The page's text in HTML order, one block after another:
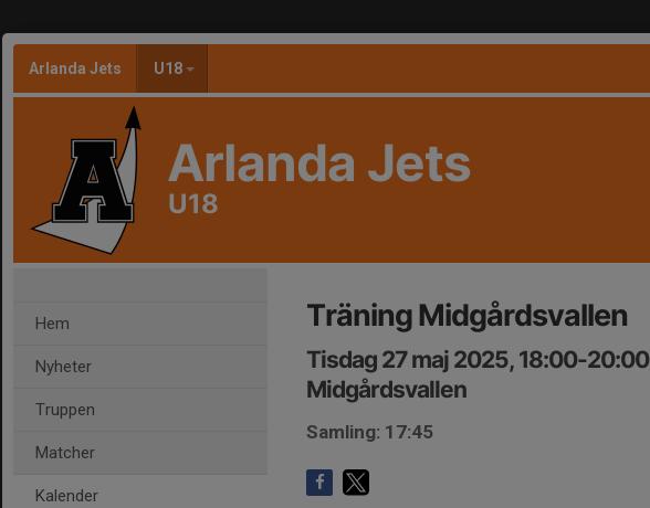
Arlanda Jets U18
Arlanda Jets
U18
Hem
Nyheter
Truppen
Matcher
Kalender
Träning Midgårdsvallen
Tisdag 27 maj 2025, 18:00-20:00
Midgårdsvallen
Samling: 17:45